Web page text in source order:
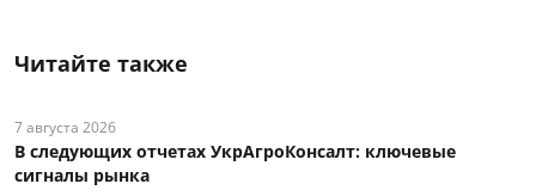
Читайте также
7 августа 2026
В следующих отчетах УкрАгроКонсалт: ключевые
сигналы рынка